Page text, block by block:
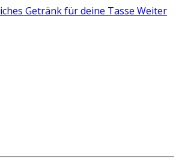
Getränk für deine Tasse Weiter